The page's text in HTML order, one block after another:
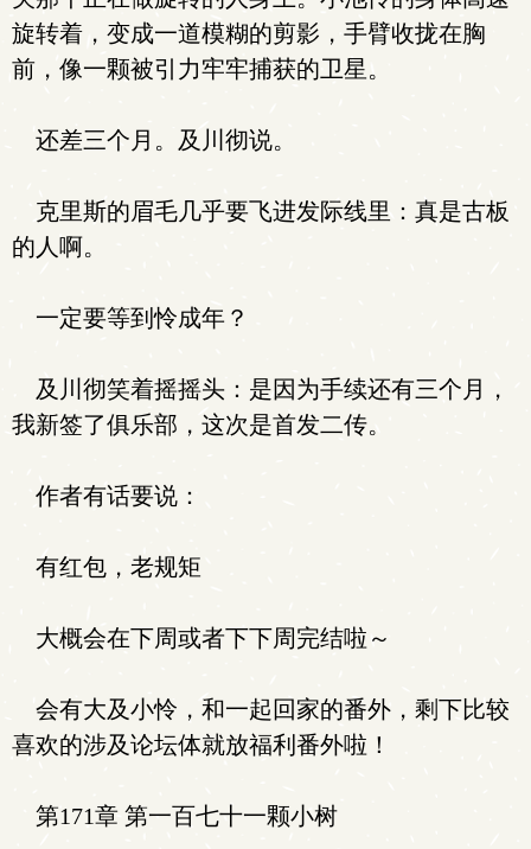
旋转着，变成一道模糊的剪影，手臂收拢在胸
前，像一颗被引力牢牢捕获的卫星。
还差三个月。及川彻说。
克里斯的眉毛几乎要飞进发际线里：真是古板
的人啊。
一定要等到怜成年？
及川彻笑着摇摇头：是因为手续还有三个月，
我新签了俱乐部，这次是首发二传。
作者有话要说：
有红包，老规矩
大概会在下周或者下下周完结啦～
会有大及小怜，和一起回家的番外，剩下比较
喜欢的涉及论坛体就放福利番外啦！
第171章 第一百七十一颗小树